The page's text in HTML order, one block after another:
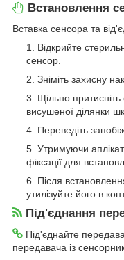
Встановлення
Вставка сенсора та
Відкрийте
сенсор.
Зніміть захисну
Щільно
висушеної ділянки
Переведіть
Утримуючи
фіксації для
Після
утилізуйте його в
Під'єднання
Під'єднайте
передавача із